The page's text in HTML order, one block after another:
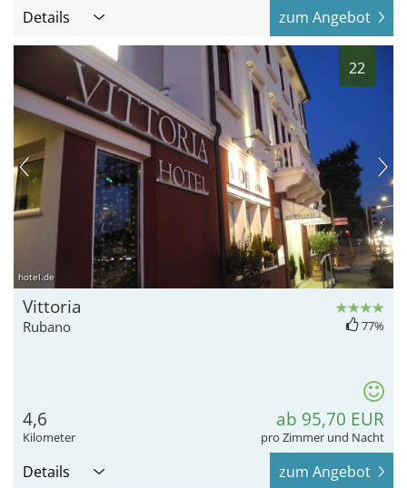
Details zum Angebot
22
hotel.de
Vittoria
Rubano 77%
4,6
Kilometer
ab 95,70 EUR
pro Zimmer und Nacht
Details zum Angebot